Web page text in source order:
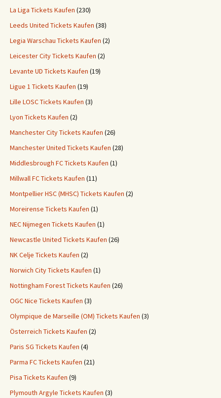
La Liga Tickets Kaufen (230)
Leeds United Tickets Kaufen (38)
Legia Warschau Tickets Kaufen (2)
Leicester City Tickets Kaufen (2)
Levante UD Tickets Kaufen (19)
Ligue 1 Tickets Kaufen (19)
Lille LOSC Tickets Kaufen (3)
Lyon Tickets Kaufen (2)
Manchester City Tickets Kaufen (26)
Manchester United Tickets Kaufen (28)
Middlesbrough FC Tickets Kaufen (1)
Millwall FC Tickets Kaufen (11)
Montpellier HSC (MHSC) Tickets Kaufen (2)
Moreirense Tickets Kaufen (1)
NEC Nijmegen Tickets Kaufen (1)
Newcastle United Tickets Kaufen (26)
NK Celje Tickets Kaufen (2)
Norwich City Tickets Kaufen (1)
Nottingham Forest Tickets Kaufen (26)
OGC Nice Tickets Kaufen (3)
Olympique de Marseille (OM) Tickets Kaufen (3)
Österreich Tickets Kaufen (2)
Paris SG Tickets Kaufen (4)
Parma FC Tickets Kaufen (21)
Pisa Tickets Kaufen (9)
Plymouth Argyle Tickets Kaufen (3)